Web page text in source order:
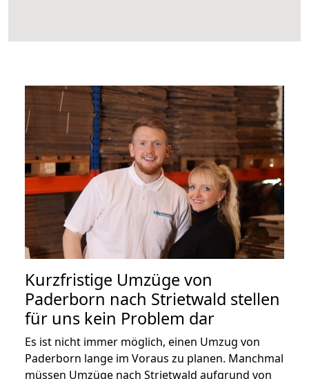
Kurzfristige Umzüge von
Paderborn nach Strietwald stellen
für uns kein Problem dar
Es ist nicht immer möglich, einen Umzug von
Paderborn lange im Voraus zu planen. Manchmal
müssen Umzüge nach Strietwald aufgrund von